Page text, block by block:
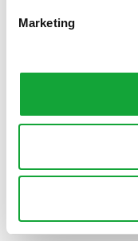
Marketing